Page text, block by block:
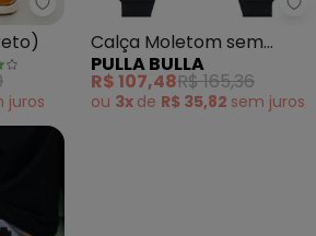
Pulla Bulla - Calça Moletom
juros
Calça Moletom sem
Felpa (Preto)
PULLA BULLA
R$ 107,48R$ 165,36
ou 3x de R$ 35,82 sem juros